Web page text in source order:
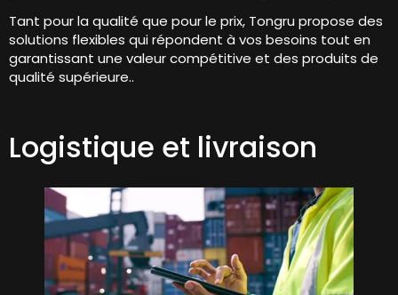
Tant pour la qualité que pour le prix, Tongru propose des
solutions flexibles qui répondent à vos besoins tout en
garantissant une valeur compétitive et des produits de
qualité supérieure..
Logistique et livraison